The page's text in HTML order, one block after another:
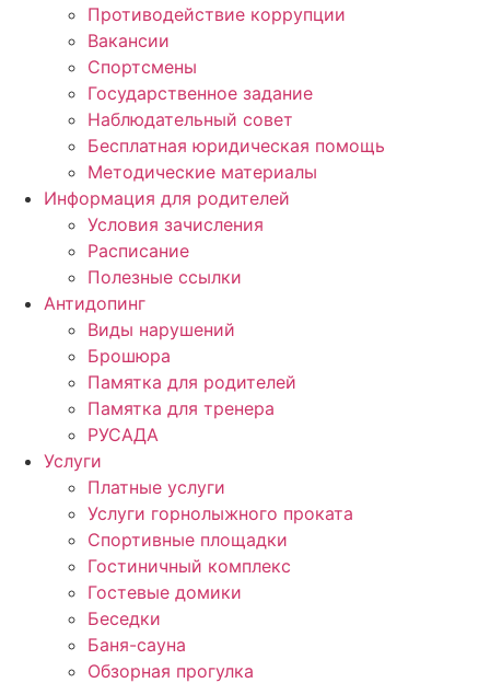
Противодействие коррупции
Вакансии
Спортсмены
Государственное задание
Наблюдательный совет
Бесплатная юридическая помощь
Методические материалы
Информация для родителей
Условия зачисления
Расписание
Полезные ссылки
Антидопинг
Виды нарушений
Брошюра
Памятка для родителей
Памятка для тренера
РУСАДА
Услуги
Платные услуги
Услуги горнолыжного проката
Спортивные площадки
Гостиничный комплекс
Гостевые домики
Беседки
Баня-сауна
Обзорная прогулка